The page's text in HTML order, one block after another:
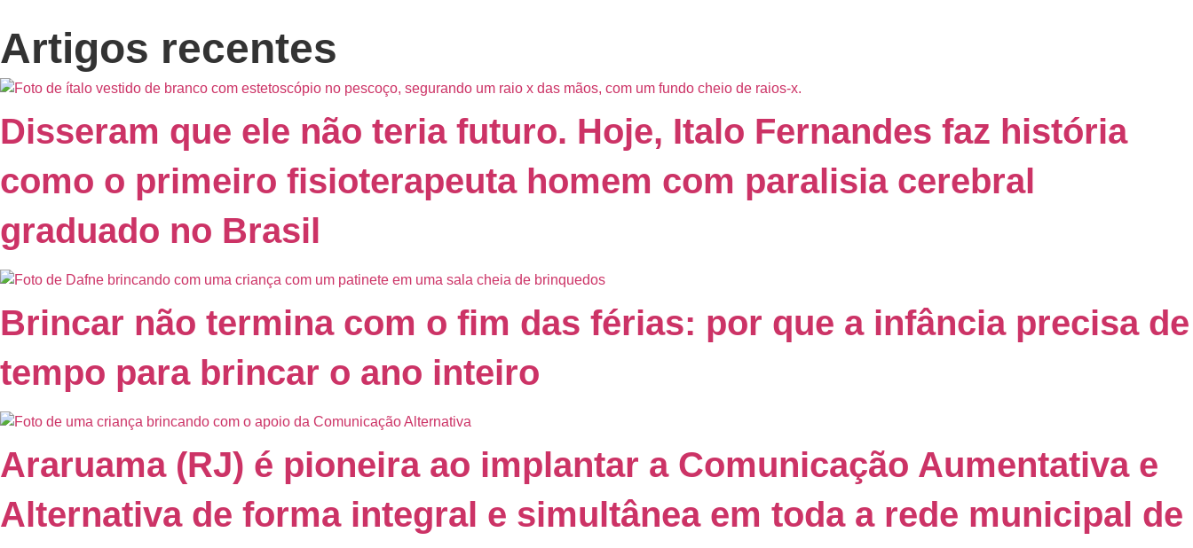
Artigos recentes
Disseram que ele não teria futuro. Hoje, Italo Fernandes faz história
como o primeiro fisioterapeuta homem com paralisia cerebral
graduado no Brasil
Brincar não termina com o fim das férias: por que a infância precisa de
tempo para brincar o ano inteiro
Araruama (RJ) é pioneira ao implantar a Comunicação Aumentativa e
Alternativa de forma integral e simultânea em toda a rede municipal de